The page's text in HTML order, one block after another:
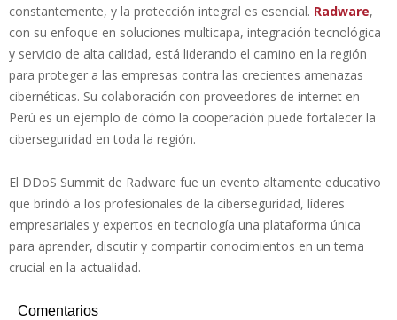
constantemente, y la protección integral es esencial. Radware,
con su enfoque en soluciones multicapa, integración tecnológica
y servicio de alta calidad, está liderando el camino en la región
para proteger a las empresas contra las crecientes amenazas
cibernéticas. Su colaboración con proveedores de internet en
Perú es un ejemplo de cómo la cooperación puede fortalecer la
ciberseguridad en toda la región.
El DDoS Summit de Radware fue un evento altamente educativo
que brindó a los profesionales de la ciberseguridad, líderes
empresariales y expertos en tecnología una plataforma única
para aprender, discutir y compartir conocimientos en un tema
crucial en la actualidad.
Comentarios